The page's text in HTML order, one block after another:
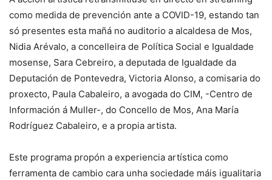
como medida de prevención ante a COVID-19, estando tan
só presentes esta mañá no auditorio a alcaldesa de Mos,
Nidia Arévalo, a concelleira de Política Social e Igualdade
mosense, Sara Cebreiro, a deputada de Igualdade da
Deputación de Pontevedra, Victoria Alonso, a comisaria do
proxecto, Paula Cabaleiro, a avogada do CIM, -Centro de
Información á Muller-, do Concello de Mos, Ana María
Rodríguez Cabaleiro, e a propia artista.
Este programa propón a experiencia artística como
ferramenta de cambio cara unha sociedade máis igualitaria